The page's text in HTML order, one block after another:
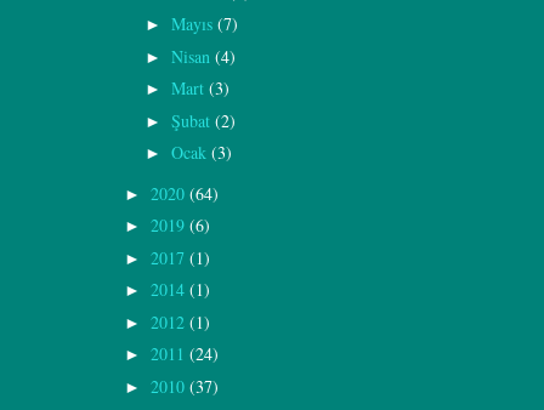
► Mayıs (7)
► Nisan (4)
► Mart (3)
► Şubat (2)
► Ocak (3)
► 2020 (64)
► 2019 (6)
► 2017 (1)
► 2014 (1)
► 2012 (1)
► 2011 (24)
► 2010 (37)